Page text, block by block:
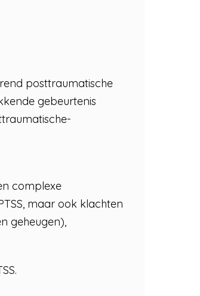
posttraumatische
gebeurtenis
complexe
maar ook klachten
geheugen),